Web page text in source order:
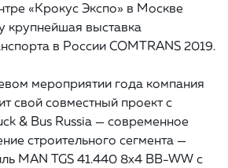
«Крокус Экспо» в Москве
крупнейшая выставка
в России COMTRANS 2019.
мероприятии года компания
свой совместный проект с
& Bus Russia — современное
строительного сегмента —
MAN TGS 41.440 8x4 BB-WW с